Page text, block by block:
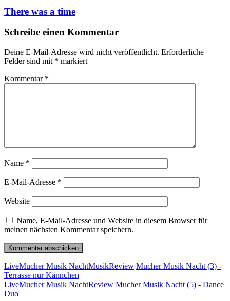
There was a time
Schreibe einen Kommentar
Deine E-Mail-Adresse wird nicht veröffentlicht. Erforderliche
Felder sind mit * markiert
Kommentar *
Name *
E-Mail-Adresse *
Website
Name, E-Mail-Adresse und Website in diesem Browser für
meinen nächsten Kommentar speichern.
Beitragsnavigation
Vorheriger
Beitrag
LiveMucher Musik NachtMusikReview Mucher Musik Nacht (3) -
Terrasse nur Kännchen
Nächster
Beitrag
LiveMucher Musik NachtReview Mucher Musik Nacht (5) - Dance
Duo